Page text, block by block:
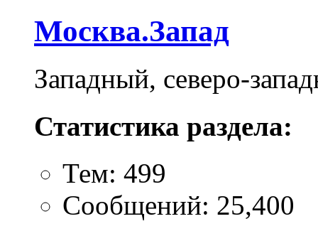
Москва.Запад
Западный, северо-
Статистика раздела:
Тем: 499
Сообщений: 25,400